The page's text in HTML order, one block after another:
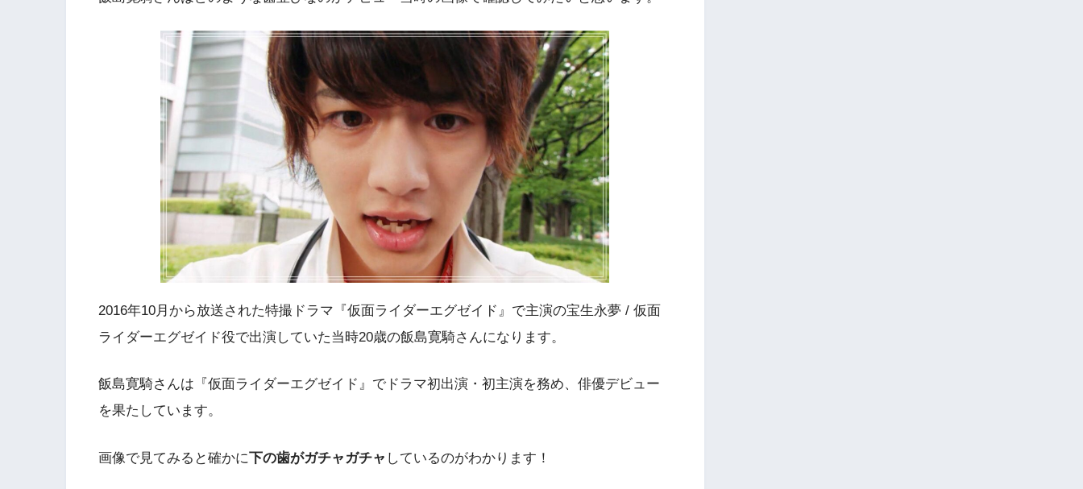
2016年10月から放送された特撮ドラマ『仮面ライダーエグゼイド』で主演の宝生永夢 / 仮面
ライダーエグゼイド役で出演していた当時20歳の飯島寛騎さんになります。
飯島寛騎さんは『仮面ライダーエグゼイド』でドラマ初出演・初主演を務め、俳優デビュー
を果たしています。
画像で見てみると確かに下の歯がガチャガチャ しているのがわかります！